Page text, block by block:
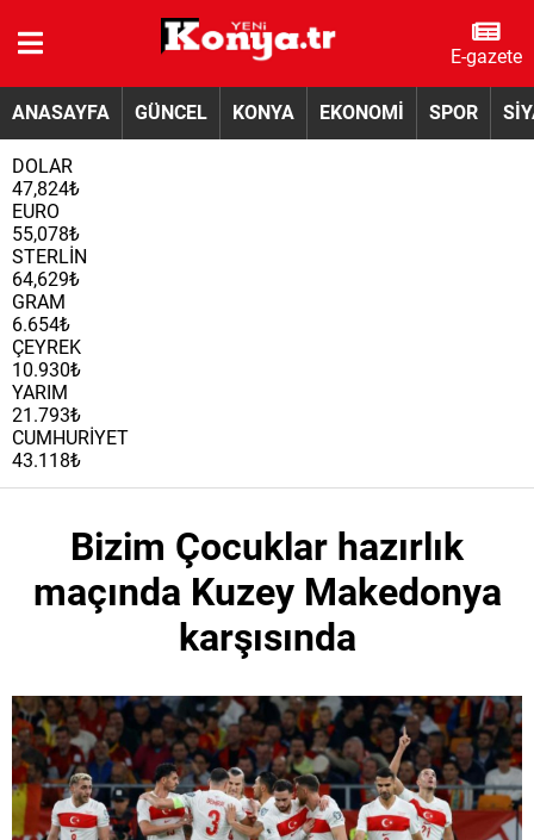
E-gazete
ANASAYFA GÜNCEL KONYA EKONOMİ SPOR
DOLAR
47,824₺
EURO
55,078₺
STERLİN
64,629₺
GRAM
6.654₺
ÇEYREK
10.930₺
YARIM
21.793₺
CUMHURİYET
43.118₺
Bizim Çocuklar hazırlık
maçında Kuzey Makedonya
karşısında